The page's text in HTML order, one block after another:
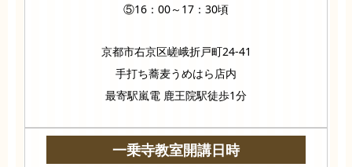
⑤16：00～17：30頃
京都市右京区嵯峨折戸町24-41
手打ち蕎麦うめはら店内
最寄駅嵐電 鹿王院駅徒歩1分
一乗寺教室開講日時